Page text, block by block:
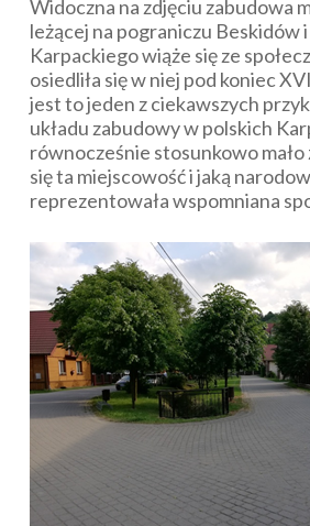
Widoczna na zdjęciu zabudowa
leżącej na pograniczu Beskidów
Karpackiego wiąże się ze
osiedliła się w niej pod koniec
jest to jeden z ciekawszych
układu zabudowy w polskich
równocześnie stosunkowo mało
się ta miejscowość i jaką
reprezentowała wspomniana